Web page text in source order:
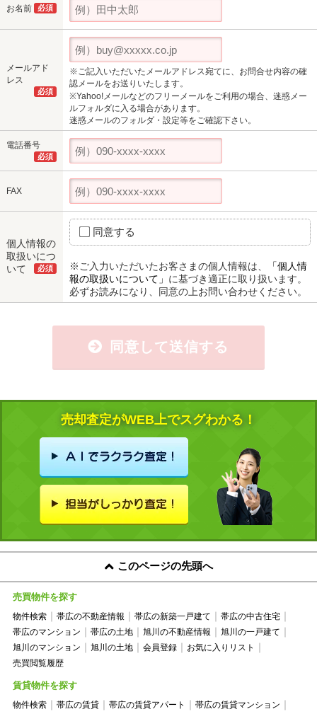
お名前 必須
メールアド
レス
必須
※ご記入いただいたメールアドレス宛てに、お問合せ内容の確
認メールをお送りいたします。
※Yahoo!メールなどのフリーメールをご利用の場合、迷惑メー
ルフォルダに入る場合があります。
迷惑メールのフォルダ・設定等をご確認下さい。
電話番号
必須
FAX
個人情報の
取扱いにつ
いて
必須
同意する
※ご入力いただいたお客さまの個人情報は、
「個人情
報の取扱いについて」 に基づき適正に取り扱います。
必ずお読みになり、同意の上お問い合わせください。
同意して送信する
売却査定がWEB上でスグわかる！
このページの先頭へ
売買物件を探す
物件検索 帯広の不動産情報 帯広の新築一戸建て
帯広の中古住宅
帯広のマンション
帯広の土地 旭川の不動産情報
旭川の一戸建て
旭川のマンション
旭川の土地 会員登録
お気に入りリスト
売買閲覧履歴
賃貸物件を探す
物件検索 帯広の賃貸 帯広の賃貸アパート
帯広の賃貸マンション